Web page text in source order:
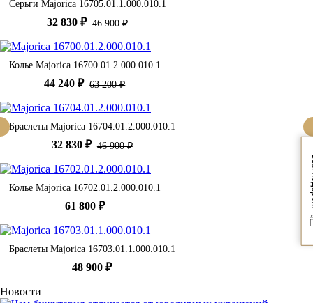
Серьги Majorica 16705.01.1.000.010.1
32 830 ₽ 46 900 ₽
Колье Majorica 16700.01.2.000.010.1
44 240 ₽ 63 200 ₽
Браслеты Majorica 16704.01.2.000.010.1
32 830 ₽ 46 900 ₽
Колье Majorica 16702.01.2.000.010.1
61 800 ₽
Браслеты Majorica 16703.01.1.000.010.1
48 900 ₽
Новости